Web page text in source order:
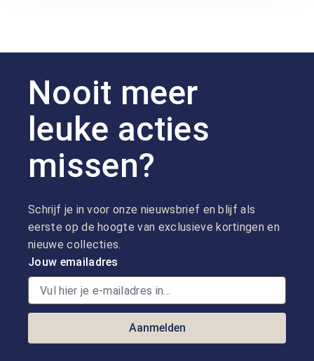
Nooit meer
leuke acties
missen?
Schrijf je in voor onze nieuwsbrief en blijf als
eerste op de hoogte van exclusieve kortingen en
nieuwe collecties.
Jouw emailadres
Aanmelden